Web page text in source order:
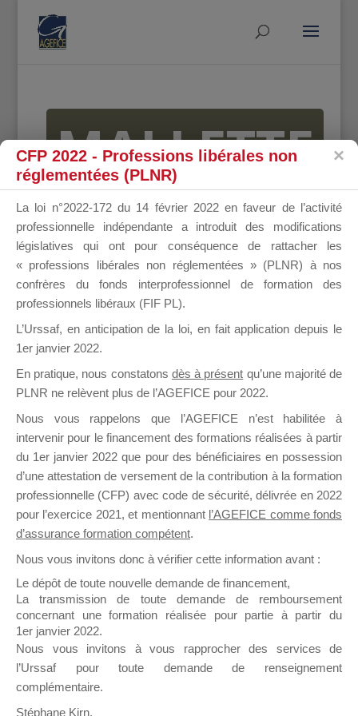
MALLETTE
DU
DIRIGEANT
il y a un mois
Ce groupe est destiné aux Organismes de
Formation qui souhaitent répondre à l’Appel à
Propositions Mallette du Dirigeant.
Ce groupe propose un forum dédié au support
sur lequel il est possible de laisser un message
ou poser une question.
NB : Il est nécessaire d’être
pouvoir rejoindre ce groupe
CFP 2022 - Professions libérales non
réglementées (PLNR)
La loi n°2022-172 du 14 février 2022 en faveur de l’activité
professionnelle indépendante a introduit des modifications
législatives qui ont pour conséquence de rattacher les
« professions libérales non réglementées » (PLNR) à nos
confrères du fonds interprofessionnel de formation des
professionnels libéraux (FIF PL).
L’Urssaf, en anticipation de la loi, en fait application depuis le
1er janvier 2022.
En pratique, nous constatons dès à présent qu’une majorité de
PLNR ne relèvent plus de l’AGEFICE pour 2022.
Nous vous rappelons que l’AGEFICE n’est habilitée à
intervenir pour le financement des formations réalisées à partir
du 1er janvier 2022 que pour des bénéficiaires en possession
d’une attestation de versement de la contribution à la formation
professionnelle (CFP) avec code de sécurité, délivrée en 2022
pour l’exercice 2021, et mentionnant l’AGEFICE comme fonds
d’assurance formation compétent.
Nous vous invitons donc à vérifier cette information avant :
Le dépôt de toute nouvelle demande de financement,
La transmission de toute demande de remboursement
concernant une formation réalisée pour partie à partir du
1er janvier 2022.
Nous vous invitons à vous rapprocher des services de
l’Urssaf pour toute demande de renseignement
complémentaire.
Stéphane Kirn,